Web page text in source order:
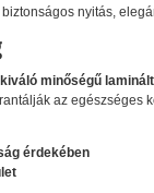
nyitás,
kiváló minőségű
az egészséges
érdekében